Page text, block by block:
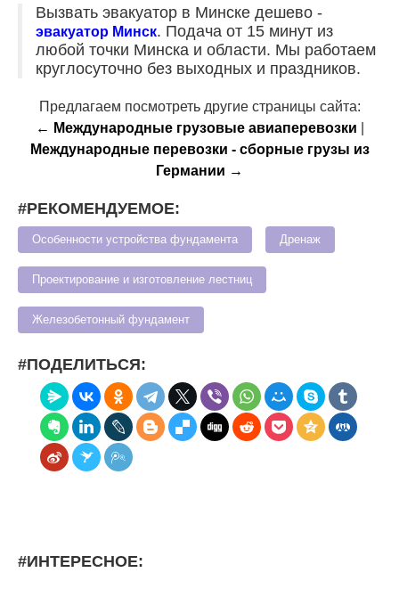
Вызвать эвакуатор в Минске дешево -
эвакуатор Минск. Подача от 15 минут из
любой точки Минска и области. Мы работаем
круглосуточно без выходных и праздников.
Предлагаем посмотреть другие страницы сайта:
← Международные грузовые авиаперевозки
Международные перевозки - сборные грузы из
Германии →
#РЕКОМЕНДУЕМОЕ:
Особенности устройства фундамента Дренаж
Проектирование и изготовление лестниц
Железобетонный фундамент
#ПОДЕЛИТЬСЯ:
#ИНТЕРЕСНОЕ: